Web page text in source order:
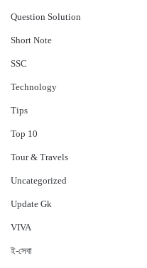
Question Solution
Short Note
‍SSC
Technology
Tips
Top 10
Tour & Travels
Uncategorized
Update Gk
VIVA
ই-সেবা